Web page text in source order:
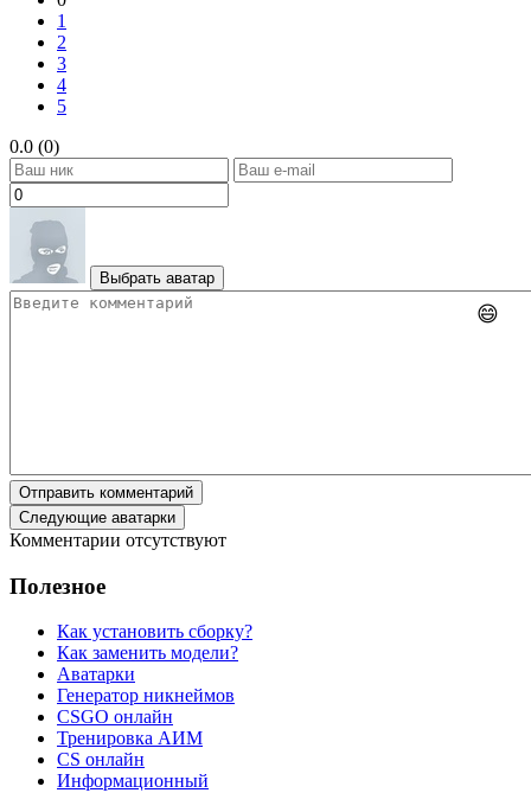
1
2
3
4
5
0.0 (0)
Выбрать аватар
😄
Отправить комментарий
Следующие аватарки
Комментарии отсутствуют
Полезное
Как установить сборку?
Как заменить модели?
Аватарки
Генератор никнеймов
CSGO онлайн
Тренировка АИМ
CS онлайн
Информационный